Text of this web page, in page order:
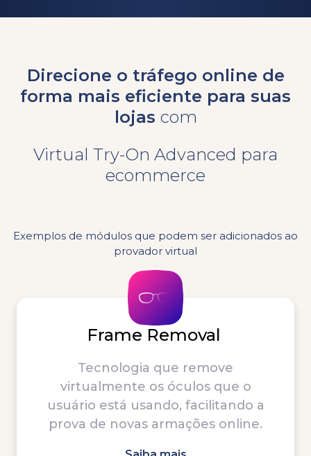
Direcione o tráfego online de
forma mais eficiente para suas
lojas com
Virtual Try-On Advanced para
ecommerce
Exemplos de módulos que podem ser adicionados ao
provador virtual
Frame Removal
Tecnologia que remove
virtualmente os óculos que o
usuário está usando, facilitando a
prova de novas armações online.